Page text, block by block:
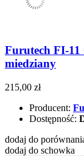
Furutech FI-11
miedziany
215,00 zł
Producent:
Dostępność:
dodaj do
dodaj do schowka